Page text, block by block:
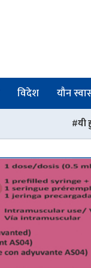
विदेश यौन
यी हुन् बर्षाको समयमा